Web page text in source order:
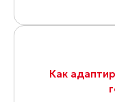
Как